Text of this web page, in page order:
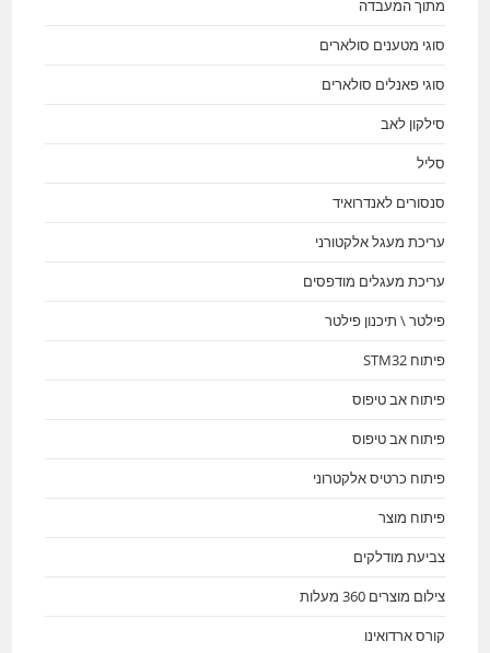
מתוך המעבדה
סוגי מטענים סולארים
סוגי פאנלים סולארים
סילקון לאב
סליל
סנסורים לאנדרואיד
עריכת מעגל אלקטורני
עריכת מעגלים מודפסים
פילטר \ תיכנון פילטר
פיתוח STM32
פיתוח אב טיפוס
פיתוח אב טיפוס
פיתוח כרטיס אלקטרוני
פיתוח מוצר
צביעת מודלקים
צילום מוצרים 360 מעלות
קורס ארדואינו